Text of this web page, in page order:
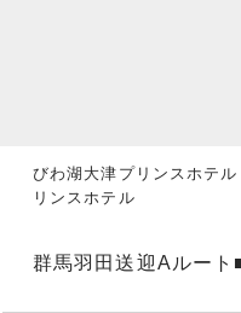
びわ湖大津プリンスホテ
リンスホテル
群馬羽田送迎Aルート